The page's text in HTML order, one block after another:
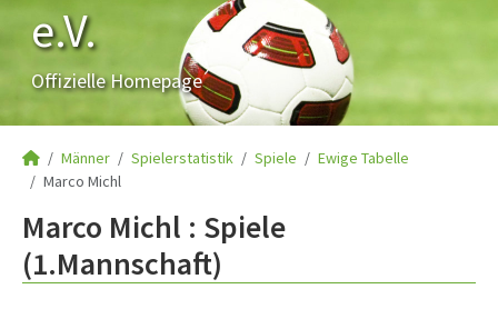
e.V.
Offizielle Homepage
Männer Spielerstatistik Spiele
Ewige Tabelle
Marco Michl
Marco Michl : Spiele
(1.Mannschaft)